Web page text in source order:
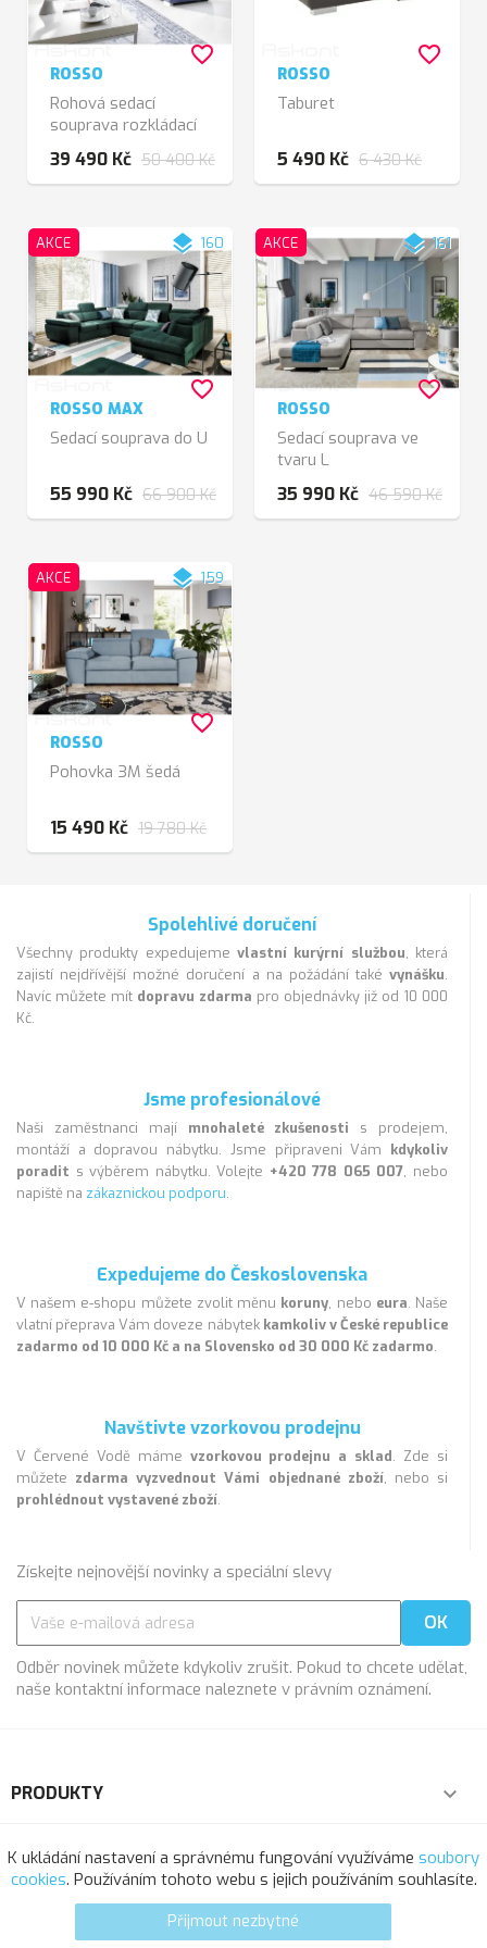
ROSSO
Rohová sedací
souprava rozkládací
39 490 Kč 50 400 Kč
favorite_border
ROSSO
Taburet
5 490 Kč 6 430 Kč
favorite_border
AKCE layers 160
ROSSO MAX
Sedací souprava do U
55 990 Kč 66 900 Kč
favorite_border
AKCE layers161
ROSSO
Sedací souprava ve
tvaru L
35 990 Kč 46 590 Kč
favorite_border
AKCE layers159
ROSSO
Pohovka 3M šedá
15 490 Kč 19 780 Kč
favorite_border
Spolehlivé doručení
Všechny produkty expedujeme vlastní kurýrní službou, která
zajistí nejdřívější možné doručení a na požádání také vynášku.
Navíc můžete mít dopravu zdarma pro objednávky již od 10 000
Kč.
Jsme profesionálové
Naši zaměstnanci mají mnohaleté zkušenosti s prodejem,
montáží a dopravou nábytku. Jsme připraveni Vám kdykoliv
poradit s výběrem nábytku. Volejte +420 778 065 007, nebo
napiště na zákaznickou podporu.
Expedujeme do Československa
V našem e-shopu můžete zvolit měnu koruny, nebo eura. Naše
vlatní přeprava Vám doveze nábytek kamkoliv v České republice
zadarmo od 10 000 Kč a na Slovensko od 30 000 Kč zadarmo.
Navštivte vzorkovou prodejnu
V Červené Vodě máme vzorkovou prodejnu a sklad. Zde si
můžete zdarma vyzvednout Vámi objednané zboží, nebo si
prohlédnout vystavené zboží.
Získejte nejnovější novinky a speciální slevy
Odběr novinek můžete kdykoliv zrušit. Pokud to chcete udělat,
naše kontaktní informace naleznete v právním oznámení.
PRODUKTY 
NAŠE SPOLEČNOST 
VÁŠ ÚČET
K ukládání nastavení a správnému fungování využíváme soubory
cookies. Používáním tohoto webu s jejich používáním souhlasíte.
Přijmout nezbytné